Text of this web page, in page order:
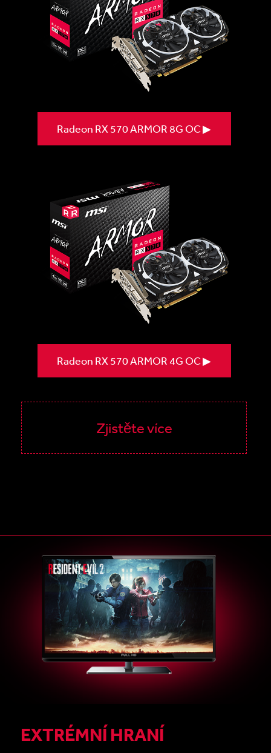
Radeon RX 570 ARMOR 8G OC ▶
Radeon RX 570 ARMOR 4G OC ▶
Zjistěte více
EXTRÉMNÍ HRANÍ